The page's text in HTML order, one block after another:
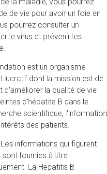
la maladie, vous pourrez
de vie pour avoir un foie en
pourrez consulter un
le virus et prévenir les
est un organisme
lucratif dont la mission est de
d'améliorer la qualité de vie
d'hépatite B dans le
scientifique, l'information
des patients.
informations qui figurent
fournies à titre
La Hepatitis B